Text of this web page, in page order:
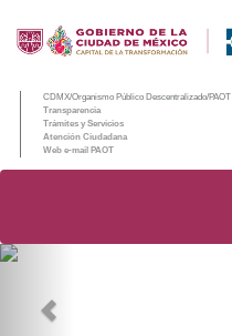
CDMX/Organismo Público Descentralizado/PAOT
Transparencia
Trámites y Servicios
Atención Ciudadana
Web e-mail PAOT